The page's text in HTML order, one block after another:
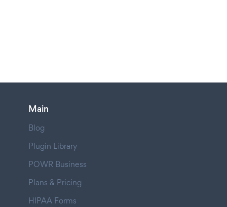
Main
Blog
Plugin Library
POWR Business
Plans & Pricing
HIPAA Forms